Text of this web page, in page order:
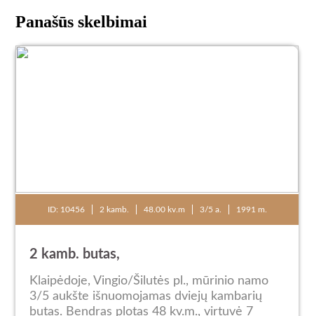
Panašūs skelbimai
ID: 10456 2 kamb. 48.00 kv.m 3/5 a. 1991 m.
2 kamb. butas,
Klaipėdoje, Vingio/Šilutės pl., mūrinio namo
3/5 aukšte išnuomojamas dviejų kambarių
butas. Bendras plotas 48 kv.m., virtuvė 7